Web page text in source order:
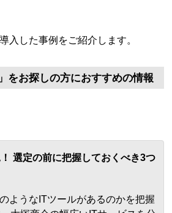
入した事例をご紹介します。
をお探しの方におすすめの情報
選定の前に把握しておくべき3つ
ようなITツールがあるのかを把握